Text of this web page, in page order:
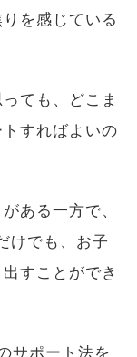
を感じている
ても、どこま
すればよいの
ある一方で、
けでも、お子
すことができ
サポート法を